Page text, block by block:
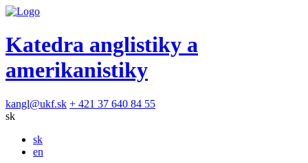
Katedra anglistiky a
amerikanistiky
kangl@ukf.sk + 421 37 640 84 55
sk
sk
en